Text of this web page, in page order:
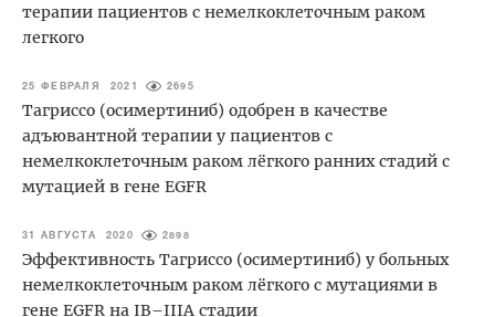
терапии пациентов с немелкоклеточным раком
легкого
25 ФЕВРАЛЯ 2021 2695
Тагриссо (осимертиниб) одобрен в качестве
адъювантной терапии у пациентов с
немелкоклеточным раком лёгкого ранних стадий с
мутацией в гене EGFR
31 АВГУСТА 2020 2898
Эффективность Тагриссо (осимертиниб) у больных
немелкоклеточным раком лёгкого с мутациями в
гене EGFR на IB–IIIA стадии